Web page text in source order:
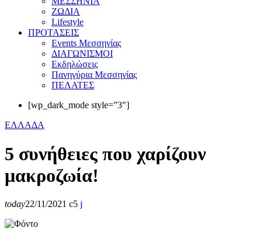
ΖΩΔΙΑ
Lifestyle
ΠΡΟΤΑΣΕΙΣ
Events Μεσσηνίας
ΔΙΑΓΩΝΙΣΜΟΙ
Εκδηλώσεις
Πανηγύρια Μεσσηνίας
ΠΕΛΑΤΕΣ
[wp_dark_mode style=”3″]
ΕΛΛΑΔΑ
5 συνήθειες που χαρίζουν
μακροζωία!
today22/11/2021 5